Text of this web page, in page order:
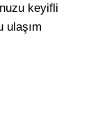
keyifli
ulaşım